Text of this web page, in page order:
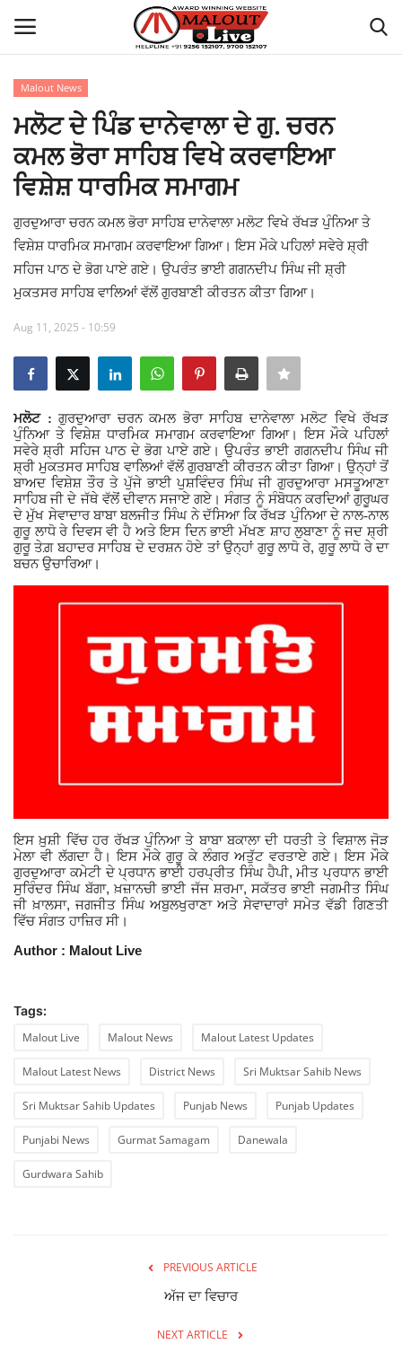
Home
How to Reach Malout
Privacy Policy
History of Malout
Giddarbaha
Railway Time Table
Lambi
Sri Muktsar Sahib News
Malout News
ਮਲੋਟ ਦੇ ਪਿੰਡ ਦਾਨੇਵਾਲਾ ਦੇ ਗੁ. ਚਰਨ
ਕਮਲ ਭੋਰਾ ਸਾਹਿਬ ਵਿਖੇ ਕਰਵਾਇਆ
ਵਿਸ਼ੇਸ਼ ਧਾਰਮਿਕ ਸਮਾਗਮ
ਗੁਰਦੁਆਰਾ ਚਰਨ ਕਮਲ ਭੋਰਾ ਸਾਹਿਬ ਦਾਨੇਵਾਲਾ ਮਲੋਟ ਵਿਖੇ ਰੱਖੜ ਪੁੰਨਿਆ ਤੇ
ਵਿਸ਼ੇਸ਼ ਧਾਰਮਿਕ ਸਮਾਗਮ ਕਰਵਾਇਆ ਗਿਆ। ਇਸ ਮੌਕੇ ਪਹਿਲਾਂ ਸਵੇਰੇ ਸ਼੍ਰੀ
ਸਹਿਜ ਪਾਠ ਦੇ ਭੋਗ ਪਾਏ ਗਏ। ਉਪਰੰਤ ਭਾਈ ਗਗਨਦੀਪ ਸਿੰਘ ਜੀ ਸ਼੍ਰੀ
ਮੁਕਤਸਰ ਸਾਹਿਬ ਵਾਲਿਆਂ ਵੱਲੋਂ ਗੁਰਬਾਣੀ ਕੀਰਤਨ ਕੀਤਾ ਗਿਆ।
Aug 11, 2025 - 10:59
ਮਲੋਟ : ਗੁਰਦੁਆਰਾ ਚਰਨ ਕਮਲ ਭੋਰਾ ਸਾਹਿਬ ਦਾਨੇਵਾਲਾ ਮਲੋਟ ਵਿਖੇ ਰੱਖੜ
ਪੁੰਨਿਆ ਤੇ ਵਿਸ਼ੇਸ਼ ਧਾਰਮਿਕ ਸਮਾਗਮ ਕਰਵਾਇਆ ਗਿਆ। ਇਸ ਮੌਕੇ ਪਹਿਲਾਂ
ਸਵੇਰੇ ਸ਼੍ਰੀ ਸਹਿਜ ਪਾਠ ਦੇ ਭੋਗ ਪਾਏ ਗਏ। ਉਪਰੰਤ ਭਾਈ ਗਗਨਦੀਪ ਸਿੰਘ ਜੀ
ਸ਼੍ਰੀ ਮੁਕਤਸਰ ਸਾਹਿਬ ਵਾਲਿਆਂ ਵੱਲੋਂ ਗੁਰਬਾਣੀ ਕੀਰਤਨ ਕੀਤਾ ਗਿਆ। ਉਨ੍ਹਾਂ ਤੋਂ
ਬਾਅਦ ਵਿਸ਼ੇਸ਼ ਤੌਰ ਤੇ ਪੁੱਜੇ ਭਾਈ ਪੁਸ਼ਵਿੰਦਰ ਸਿੰਘ ਜੀ ਗੁਰਦੁਆਰਾ ਮਸਤੂਆਣਾ
ਸਾਹਿਬ ਜੀ ਦੇ ਜੱਥੇ ਵੱਲੋਂ ਦੀਵਾਨ ਸਜਾਏ ਗਏ। ਸੰਗਤ ਨੂੰ ਸੰਬੋਧਨ ਕਰਦਿਆਂ ਗੁਰੂਘਰ
ਦੇ ਮੁੱਖ ਸੇਵਾਦਾਰ ਬਾਬਾ ਬਲਜੀਤ ਸਿੰਘ ਨੇ ਦੱਸਿਆ ਕਿ ਰੱਖੜ ਪੁੰਨਿਆ ਦੇ ਨਾਲ-ਨਾਲ
ਗੁਰੂ ਲਾਧੋ ਰੇ ਦਿਵਸ ਵੀ ਹੈ ਅਤੇ ਇਸ ਦਿਨ ਭਾਈ ਮੱਖਣ ਸ਼ਾਹ ਲੁਬਾਣਾ ਨੂੰ ਜਦ ਸ਼੍ਰੀ
ਗੁਰੂ ਤੇਗ਼ ਬਹਾਦਰ ਸਾਹਿਬ ਦੇ ਦਰਸ਼ਨ ਹੋਏ ਤਾਂ ਉਨ੍ਹਾਂ ਗੁਰੂ ਲਾਧੋ ਰੇ, ਗੁਰੂ ਲਾਧੋ ਰੇ ਦਾ
ਬਚਨ ਉਚਾਰਿਆ।
ਇਸ ਖ਼ੁਸ਼ੀ ਵਿੱਚ ਹਰ ਰੱਖੜ ਪੁੰਨਿਆ ਤੇ ਬਾਬਾ ਬਕਾਲਾ ਦੀ ਧਰਤੀ ਤੇ ਵਿਸ਼ਾਲ ਜੋੜ
ਮੇਲਾ ਵੀ ਲੱਗਦਾ ਹੈ। ਇਸ ਮੌਕੇ ਗੁਰੂ ਕੇ ਲੰਗਰ ਅਤੁੱਟ ਵਰਤਾਏ ਗਏ। ਇਸ ਮੌਕੇ
ਗੁਰਦੁਆਰਾ ਕਮੇਟੀ ਦੇ ਪ੍ਰਧਾਨ ਭਾਈ ਹਰਪ੍ਰੀਤ ਸਿੰਘ ਹੈਪੀ,ਮੀਤ ਪ੍ਰਧਾਨ ਭਾਈ
ਸੁਰਿੰਦਰ ਸਿੰਘ ਬੱਗਾ,ਖ਼ਜ਼ਾਨਚੀ ਭਾਈ ਜੱਜ ਸ਼ਰਮਾ,ਸਕੱਤਰ ਭਾਈ ਜਗਮੀਤ ਸਿੰਘ
ਜੀ ਖ਼ਾਲਸਾ, ਜਗਜੀਤ ਸਿੰਘ ਅਬੁਲਖੁਰਾਣਾ ਅਤੇ ਸੇਵਾਦਾਰਾਂ ਸਮੇਤ ਵੱਡੀ ਗਿਣਤੀ
ਵਿੱਚ ਸੰਗਤ ਹਾਜ਼ਿਰ ਸੀ।
Author : Malout Live
Tags:
Malout Live
Malout News Malout Latest Updates
Malout Latest News District News Sri Muktsar Sahib News
Sri Muktsar Sahib Updates Punjab News Punjab Updates
Punjabi News Gurmat Samagam Danewala
Gurdwara Sahib
PREVIOUS ARTICLE
ਅੱਜ ਦਾ ਵਿਚਾਰ
NEXT ARTICLE